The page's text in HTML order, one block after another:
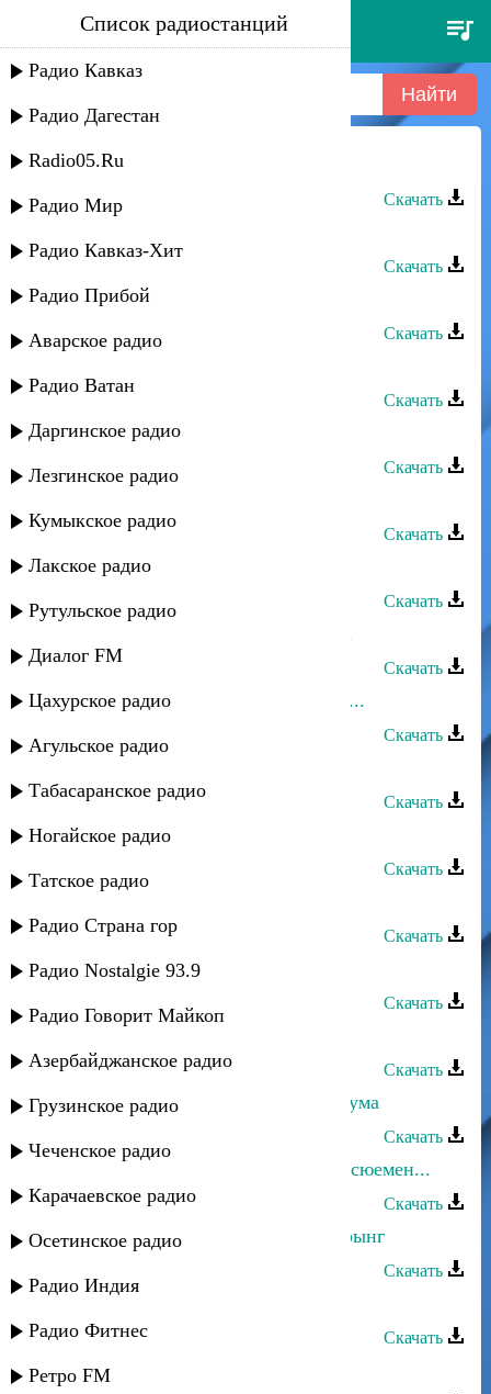
асхат айдемиров - долалай
Список радиостанций
Радио Кавказ
Радио Дагестан
Radio05.Ru
Радио Мир
Радио Кавказ-Хит
Радио Прибой
Аварское радио
Радио Ватан
Даргинское радио
Лезгинское радио
Кумыкское радио
Лакское радио
Рутульское радио
Диалог FM
Цахурское радио
Агульское радио
Табасаранское радио
Ногайское радио
Татское радио
Радио Страна гор
Радио Nostalgie 93.9
Радио Говорит Майкоп
Азербайджанское радио
Грузинское радио
Чеченское радио
Карачаевское радио
Осетинское радио
Радио Индия
Радио Фитнес
Ретро FM
Асхат Айдемиров - Долалай
Скачать
Скачать
Асхат Айдемиров - Къайдасан
Скачать
Скачать
Асхат Айдемиров - Сестры
Скачать
Скачать
Асхат Айдемиров - Весёлая
Скачать
Асхат Айдемиров - Мендей сени...
Скачать
Асхат Айдемиров - Песня далалай...
Скачать
Скачать
Асхат Айдемиров - Сабина
Скачать
Скачать
Асхат Айдемиров - Гечелер гете
Скачать
Скачать
Асхат Айдемиров - Гиргенсен яшаума
Скачать
Асхат Айдемиров - Гулльер берме сюемен...
Скачать
Асхат Айдемиров - Къара къашларынг
Скачать
Скачать
Асхат Айдемиров - Лейла